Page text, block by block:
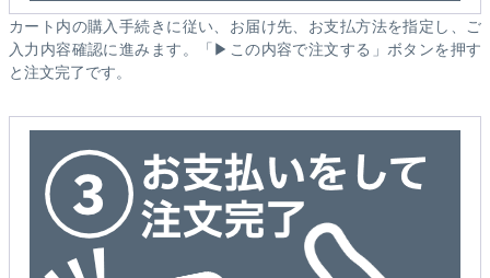
カート内の購入手続きに従い、お届け先、お支払方法を指定し、ご
入力内容確認に進みます。「▶この内容で注文する」ボタンを押す
と注文完了です。